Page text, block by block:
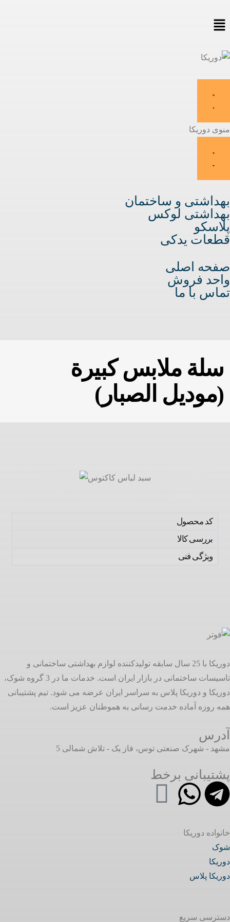
منوی دوریکا
بهداشتی و ساختمان
بهداشتی لوکس
پلاسکو
قطعات یدکی
صفحه اصلی
واحد فروش
تماس با ما
سلة ملابس كبيرة
(موديل الصبار)
کد محصول
بررسی کالا
ویژگی فنی
دوریکا با 25 سال سابقه تولیدکننده لوازم بهداشتی ساختمانی و
تاسیسات ساختمانی در بازار ایران است. خدمات ما در 3 گروه شوک،
دوریکا و دوریکا پلاس به سراسر ایران عرضه می شود. تیم پشتیبانی
همه روزه آماده خدمت رسانی به هموطنان عزیز است.
آدرس
مشهد - شهرک صنعتی توس، فاز یک - تلاش شمالی 5
پشتیبانی برخط
خانواده دوریکا
شوک
دوریکا
دوریکا پلاس
دسترسی سریع